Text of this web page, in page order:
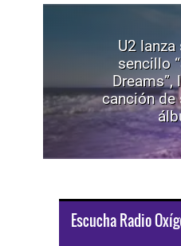
U2 lanza
sencillo
Dreams”,
canción de
Escucha Radio